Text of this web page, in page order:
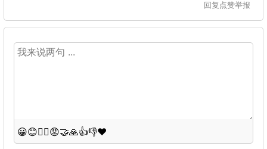
回复 点赞举报
😀😊😵‍💫😡🤝🙏👍👎❤️